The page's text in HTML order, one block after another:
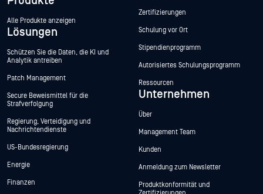
Alle Produkte anzeigen
Lösungen
Schützen Sie die Daten, die KI und
Analytik antreiben
Patch Management
Secure Beweismittel für die
Strafverfolgung
Regierung, Verteidigung und
Nachrichtendienste
US-Bundesregierung
Energie
Finanzen
Zertifizierungen
Schulung vor Ort
Stipendienprogramm
Autorisiertes Schulungsprogramm
Ressourcen
Unternehmen
Über
Management Team
Kunden
Anmeldung zum Newsletter
Produktkonformität und